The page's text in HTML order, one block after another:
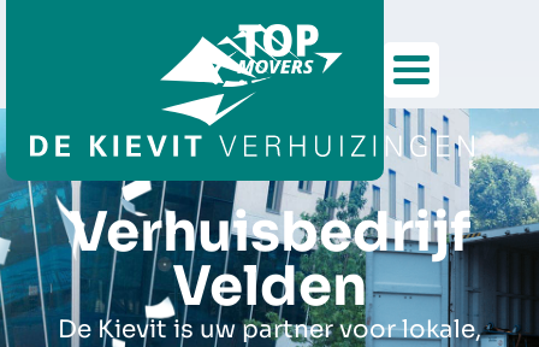
Verhuisbedrijf
Velden
De Kievit is uw partner voor lokale,